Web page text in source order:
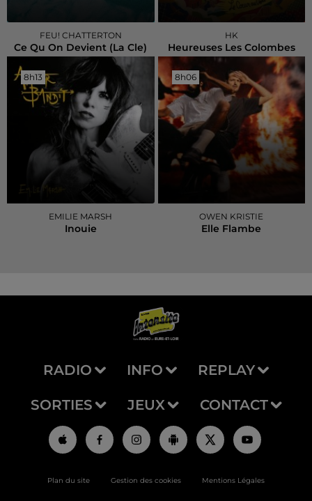
FEU! CHATTERTON
Ce Qu On Devient (la Cle)
HK
Heureuses Les Colombes
8h13
8h13
EMILIE MARSH
Inouie
8h06
8h06
OWEN KRISTIE
Elle Flambe
RADIO INFO REPLAY
SORTIES JEUX CONTACT
Plan du site Gestion des cookies Mentions Légales